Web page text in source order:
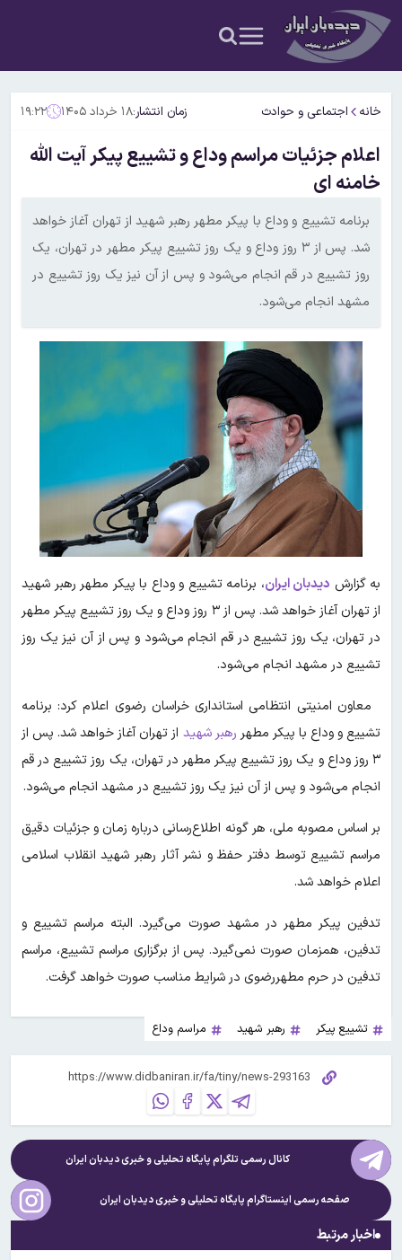
خانه اجتماعی و حوادث زمان انتشار:۱۸ خرداد ۱۴۰۵ ۱۹:۲۲
اعلام جزئیات مراسم وداع و تشییع پیکر آیت الله
خامنه ای
برنامه تشییع و وداع با پیکر مطهر رهبر شهید از تهران آغاز خواهد
شد. پس از ۳ روز وداع و یک روز تشییع پیکر مطهر در تهران، یک
روز تشییع در قم انجام می‌شود و پس از آن نیز یک روز تشییع در
مشهد انجام می‌شود.
به گزارش دیدبان ایران، برنامه تشییع و وداع با پیکر مطهر رهبر شهید
از تهران آغاز خواهد شد. پس از ۳ روز وداع و یک روز تشییع پیکر مطهر
در تهران، یک روز تشییع در قم انجام می‌شود و پس از آن نیز یک روز
تشییع در مشهد انجام می‌شود.
معاون امنیتی انتظامی استانداری خراسان رضوی اعلام کرد: برنامه
تشییع و وداع با پیکر مطهر رهبر شهید از تهران آغاز خواهد شد. پس از
۳ روز وداع و یک روز تشییع پیکر مطهر در تهران، یک روز تشییع در قم
انجام می‌شود و پس از آن نیز یک روز تشییع در مشهد انجام می‌شود.
بر اساس مصوبه ملی، هر گونه اطلاع‌رسانی درباره زمان و جزئیات دقیق
مراسم تشییع توسط دفتر حفظ و نشر آثار رهبر شهید انقلاب اسلامی
اعلام خواهد شد.
تدفین پیکر مطهر در مشهد صورت می‌گیرد. البته مراسم تشییع و
تدفین، همزمان صورت نمی‌گیرد. پس از برگزاری مراسم تشییع، مراسم
تدفین در حرم مطهررضوی در شرایط مناسب صورت خواهد گرفت.
تشییع پیکر رهبر شهید مراسم وداع
کانال رسمی تلگرام پایگاه تحلیلی و خبریدیدبان ایران
صفحه رسمی اینستاگرام پایگاه تحلیلی و خبریدیدبان ایران
اخبار مرتبط